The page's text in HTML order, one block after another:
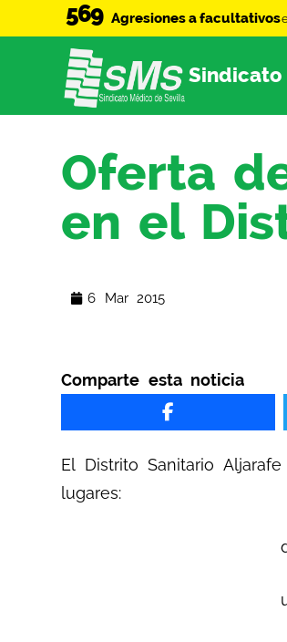
Agresiones a facultativos
569
Sindicato
Oferta
en el
6 Mar 2015
Comparte esta noticia
El Distrito Sanitario
lugares:
dos en la
una en la ZBS